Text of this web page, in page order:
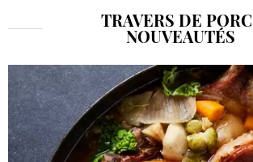
TRAVERS DE
NOUVEAUTÉS